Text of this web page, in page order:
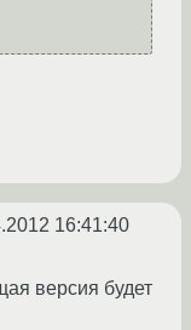
16:41:40
версия будет